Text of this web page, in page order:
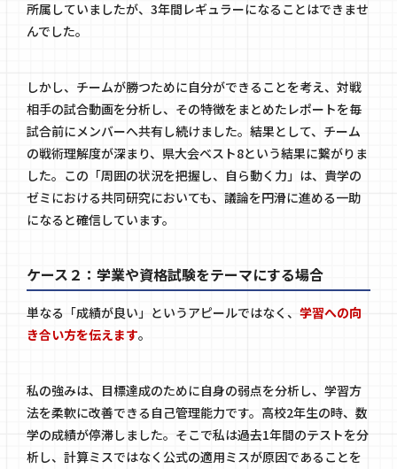
所属していましたが、3年間レギュラーになることはできませ
んでした。
しかし、チームが勝つために自分ができることを考え、対戦
相手の試合動画を分析し、その特徴をまとめたレポートを毎
試合前にメンバーへ共有し続けました。結果として、チーム
の戦術理解度が深まり、県大会ベスト8という結果に繋がりま
した。この「周囲の状況を把握し、自ら動く力」は、貴学の
ゼミにおける共同研究においても、議論を円滑に進める一助
になると確信しています。
ケース２：学業や資格試験をテーマにする場合
単なる「成績が良い」というアピールではなく、 学習への向
き合い方を伝えます。
私の強みは、目標達成のために自身の弱点を分析し、学習方
法を柔軟に改善できる自己管理能力です。高校2年生の時、数
学の成績が停滞しました。そこで私は過去1年間のテストを分
析し、計算ミスではなく公式の適用ミスが原因であることを